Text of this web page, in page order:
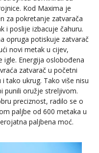
Kod Maxima je
za pokretanje zatvarača
i poslije izbacuje čahuru.
opruga potiskuje zatvarač
novi metak u cijev,
igle. Energija oslobođena
zatvarač u početni
tako ukrug. Tako više nisu
punili oružje streljivom.
preciznost, radilo se o
paljbe od 600 metaka u
paljbena moć.